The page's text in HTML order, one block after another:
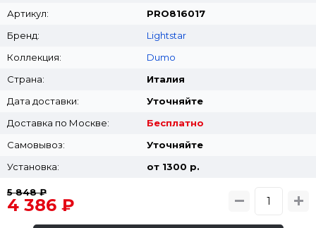
Артикул:
PRO816017
Бренд:
Lightstar
Коллекция:
Dumo
Страна:
Италия
Дата доставки:
Уточняйте
Доставка по Москве:
Бесплатно
Самовывоз:
Уточняйте
Установка:
от 1300 p.
5 848 ₽
4 386 ₽